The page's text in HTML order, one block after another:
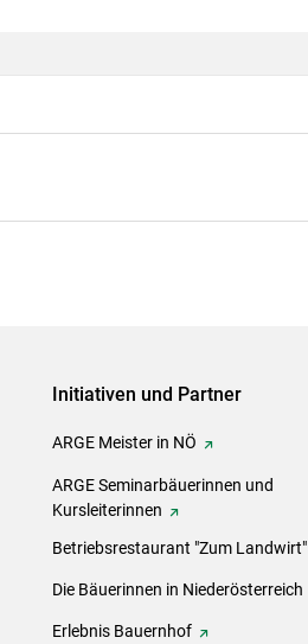
Initiativen und Partner
ARGE Meister in NÖ
ARGE Seminarbäuerinnen und
Kursleiterinnen
Betriebsrestaurant "Zum Landwirt"
Die Bäuerinnen in Niederösterreich
Erlebnis Bauernhof